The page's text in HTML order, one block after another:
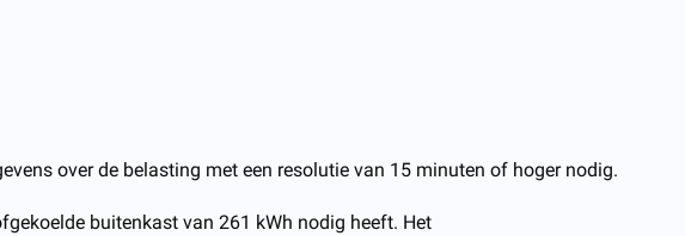
over de belasting met een resolutie van 15 minuten of hoger nodig.
buitenkast van 261 kWh nodig heeft. Het